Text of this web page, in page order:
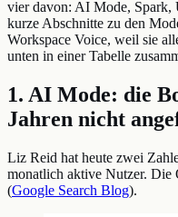
vier davon: AI Mode, Spark,
kurze Abschnitte zu den
Workspace Voice, weil sie
unten in einer Tabelle
1. AI Mode: die
Jahren nicht
Liz Reid hat heute zwei
monatlich aktive Nutzer. Die
(Google Search Blog).